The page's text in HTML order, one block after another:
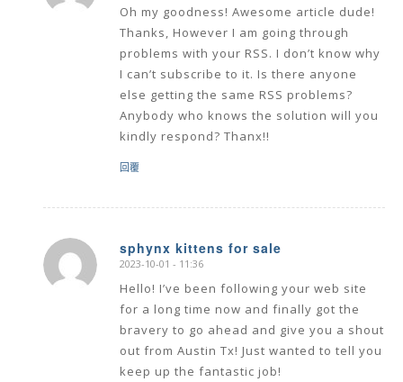
Oh my goodness! Awesome article dude!
Thanks, However I am going through
problems with your RSS. I don’t know why
I can’t subscribe to it. Is there anyone
else getting the same RSS problems?
Anybody who knows the solution will you
kindly respond? Thanx!!
回覆
sphynx kittens for sale
says:
2023-10-01 - 11:36
Hello! I’ve been following your web site
for a long time now and finally got the
bravery to go ahead and give you a shout
out from Austin Tx! Just wanted to tell you
keep up the fantastic job!